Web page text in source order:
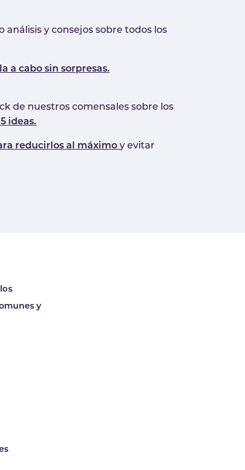
y consejos sobre todos los
a cabo sin sorpresas.
de nuestros comensales sobre los
ideas.
reducirlos al máximo y evitar
y